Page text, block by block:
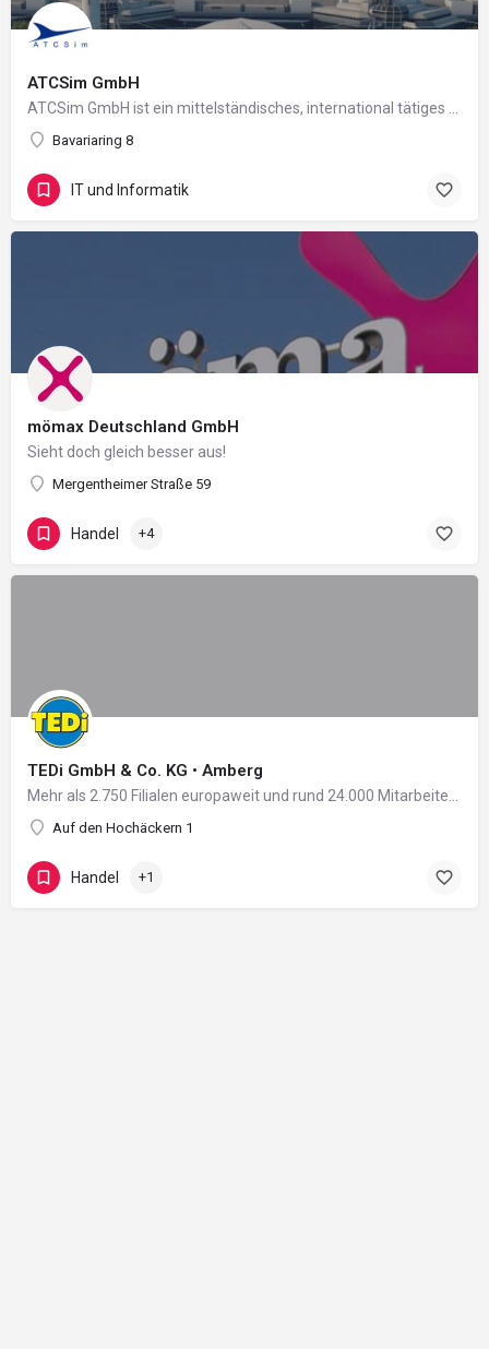
ATCSim GmbH
Bavariaring 8
IT und Informatik
mömax Deutschland GmbH
Sieht doch gleich besser aus!
Mergentheimer Straße 59
Handel +4
TEDi GmbH & Co. KG • Amberg
Auf den Hochäckern 1
Handel +1